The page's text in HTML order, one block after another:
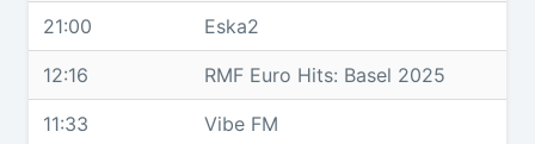
21:00 Eska2
12:16 RMF Euro Hits: Basel 2025
11:33 Vibe FM